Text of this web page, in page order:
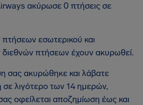
ακύρωσε 0 πτήσεις σε
εσωτερικού και
πτήσεων έχουν ακυρωθεί.
σας ακυρώθηκε και λάβατε
σε λιγότερο των 14 ημερών,
οφείλεται αποζημίωση έως και